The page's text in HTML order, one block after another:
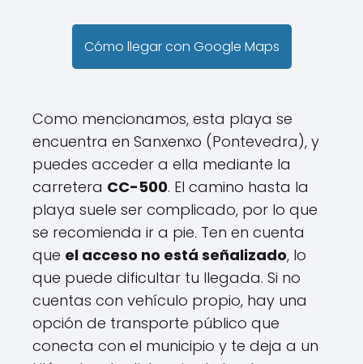
Cómo llegar con Google Maps
Como mencionamos, esta playa se
encuentra en Sanxenxo (Pontevedra), y
puedes acceder a ella mediante la
carretera CC-500. El camino hasta la
playa suele ser complicado, por lo que
se recomienda ir a pie. Ten en cuenta
que el acceso no está señalizado, lo
que puede dificultar tu llegada. Si no
cuentas con vehículo propio, hay una
opción de transporte público que
conecta con el municipio y te deja a un